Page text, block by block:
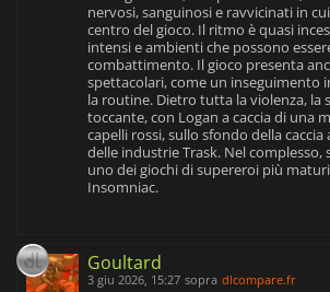
nervosi, sanguinosi e ravvicinati in
centro del gioco. Il ritmo è quasi
intensi e ambienti che possono
combattimento. Il gioco presenta
spettacolari, come un inseguimento
la routine. Dietro tutta la violenza, la
toccante, con Logan a caccia di una
capelli rossi, sullo sfondo della
delle industrie Trask. Nel complesso,
uno dei giochi di supereroi più
Insomniac.
Goultard
3 giu 2026, 15:27 sopra dlcompare.fr